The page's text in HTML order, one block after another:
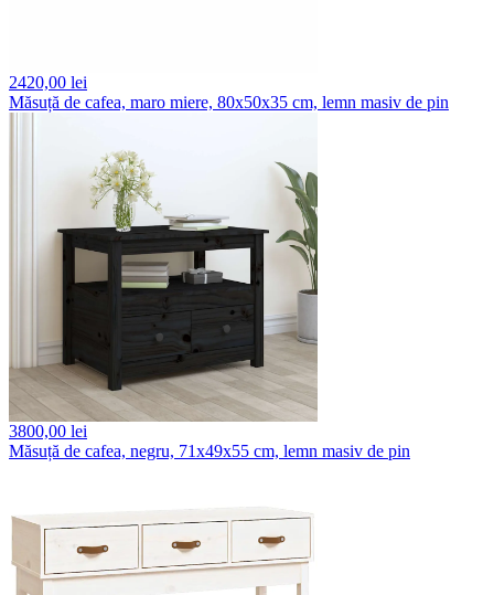
2420,00 lei
Măsuță de cafea, maro miere, 80x50x35 cm, lemn masiv de pin
3800,00 lei
Măsuță de cafea, negru, 71x49x55 cm, lemn masiv de pin